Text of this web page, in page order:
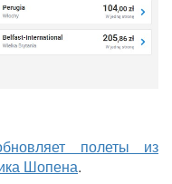
полеты из
Шопена.